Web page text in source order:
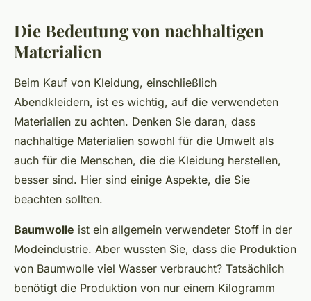
Die Bedeutung von nachhaltigen
Materialien
Beim Kauf von Kleidung, einschließlich
Abendkleidern, ist es wichtig, auf die verwendeten
Materialien zu achten. Denken Sie daran, dass
nachhaltige Materialien sowohl für die Umwelt als
auch für die Menschen, die die Kleidung herstellen,
besser sind. Hier sind einige Aspekte, die Sie
beachten sollten.
Baumwolle ist ein allgemein verwendeter Stoff in der
Modeindustrie. Aber wussten Sie, dass die Produktion
von Baumwolle viel Wasser verbraucht? Tatsächlich
benötigt die Produktion von nur einem Kilogramm